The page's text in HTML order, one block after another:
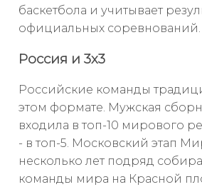
баскетбола и учитывает
официальных соревнований.
Россия и 3х3
Российские команды
этом формате. Мужская
входила в топ-10 мирового
- в топ-5. Московский этап
несколько лет подряд
команды мира на Красной